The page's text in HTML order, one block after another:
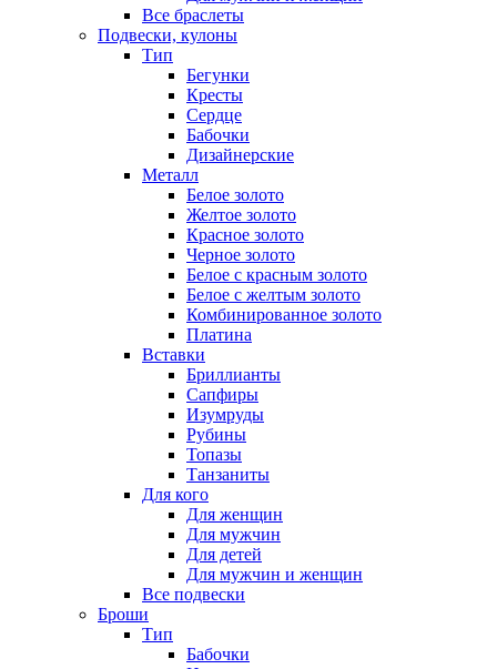
Все браслеты
Подвески, кулоны
Тип
Бегунки
Кресты
Сердце
Бабочки
Дизайнерские
Металл
Белое золото
Желтое золото
Красное золото
Черное золото
Белое с красным золото
Белое с желтым золото
Комбинированное золото
Платина
Вставки
Бриллианты
Сапфиры
Изумруды
Рубины
Топазы
Танзаниты
Для кого
Для женщин
Для мужчин
Для детей
Для мужчин и женщин
Все подвески
Броши
Тип
Бабочки